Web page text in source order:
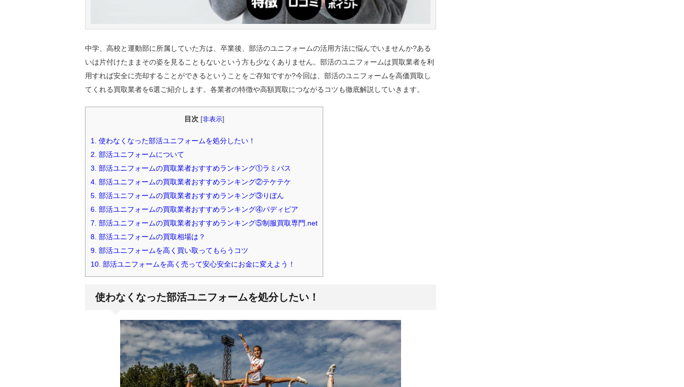
中学、高校と運動部に所属していた方は、卒業後、部活のユニフォームの活用方法に悩んでいませんか?ある
いは片付けたままその姿を見ることもないという方も少なくありません。部活のユニフォームは買取業者を利
用すれば安全に売却することができるということをご存知ですか?今回は、部活のユニフォームを高価買取し
てくれる買取業者を6選ご紹介します。各業者の特徴や高額買取につながるコツも徹底解説していきます。
目次 [非表示]
1.
使わなくなった部活ユニフォームを処分したい！
2. 部活ユニフォームについて
3. 部活ユニフォームの買取業者おすすめランキング①ラミパス
4. 部活ユニフォームの買取業者おすすめランキング②テケテケ
5. 部活ユニフォームの買取業者おすすめランキング③りぼん
6. 部活ユニフォームの買取業者おすすめランキング④パディピア
7. 部活ユニフォームの買取業者おすすめランキング⑤制服買取専門.net
8. 部活ユニフォームの買取相場は？
9. 部活ユニフォームを高く買い取ってもらうコツ
10. 部活ユニフォームを高く売って安心安全にお金に変えよう！
使わなくなった部活ユニフォームを処分したい！